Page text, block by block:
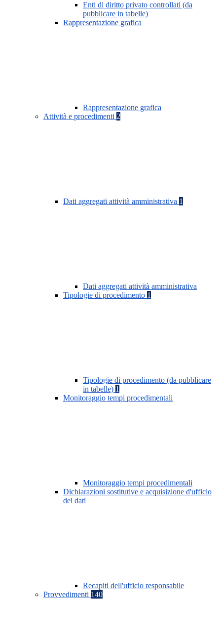
Enti di diritto privato controllati (da
pubblicare in tabelle)
Rappresentazione grafica
Rappresentazione grafica
Attività e procedimenti 2
Dati aggregati attività amministrativa 1
Dati aggregati attività amministrativa
Tipologie di procedimento 1
Tipologie di procedimento (da pubblicare
in tabelle) 1
Monitoraggio tempi procedimentali
Monitoraggio tempi procedimentali
Dichiarazioni sostitutive e acquisizione d'ufficio
dei dati
Recapiti dell'ufficio responsabile
Provvedimenti 140